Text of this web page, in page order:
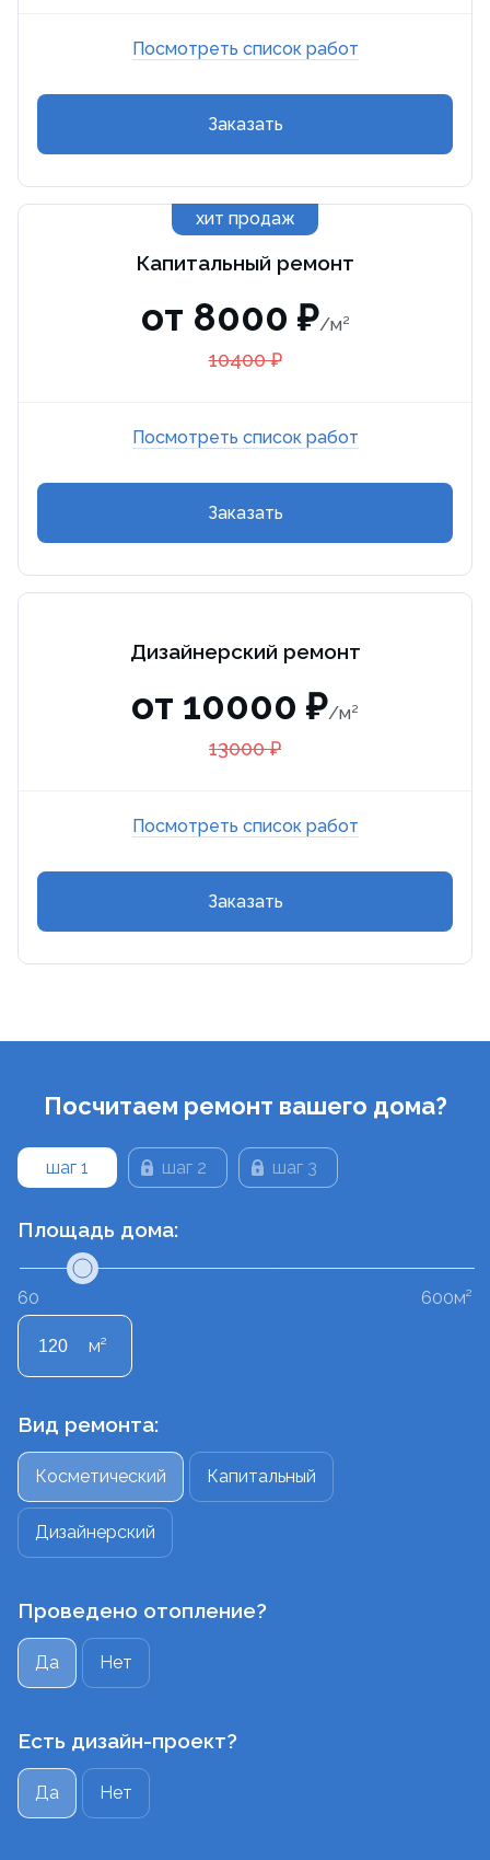
Посмотреть список работ
Заказать
хит продаж
Капитальный ремонт
от 8000 ₽/м²
10400 ₽
Посмотреть список работ
Заказать
Дизайнерский ремонт
от 10000 ₽/м²
13000 ₽
Посмотреть список работ
Заказать
Посчитаем ремонт вашего дома?
шаг 1 шаг 2 шаг 3
Площадь дома:
60 600м²
м²
Вид ремонта:
Косметический Капитальный
Дизайнерский
Проведено отопление?
Да Нет
Есть дизайн-проект?
Да Нет